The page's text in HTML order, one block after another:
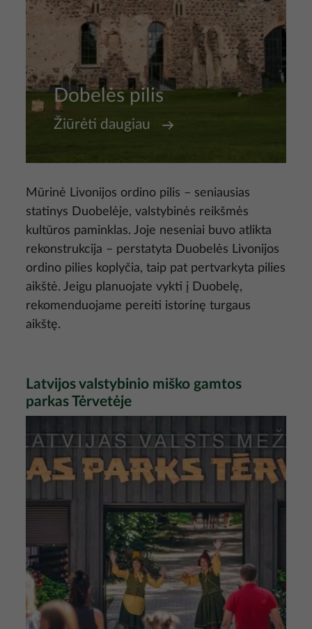
Dobelės pilis
Žiūrėti daugiau
Mūrinė Livonijos ordino pilis – seniausias
statinys Duobelėje, valstybinės reikšmės
kultūros paminklas. Joje neseniai buvo atlikta
rekonstrukcija – perstatyta Duobelės Livonijos
ordino pilies koplyčia, taip pat pertvarkyta pilies
aikštė. Jeigu planuojate vykti į Duobelę,
rekomenduojame pereiti istorinę turgaus
aikštę.
Latvijos valstybinio miško gamtos
parkas Tėrvetėje